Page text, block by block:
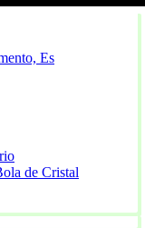
Es
de Cristal